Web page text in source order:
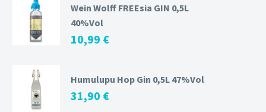
Wein Wolff FREEsia GIN 0,5L
40%Vol
10,99 €
Humulupu Hop Gin 0,5L 47%Vol
31,90 €